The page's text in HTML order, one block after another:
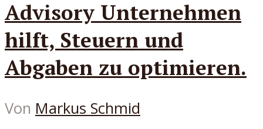
Advisory Unternehmen
hilft, Steuern und
Abgaben zu optimieren.
Von Markus Schmid